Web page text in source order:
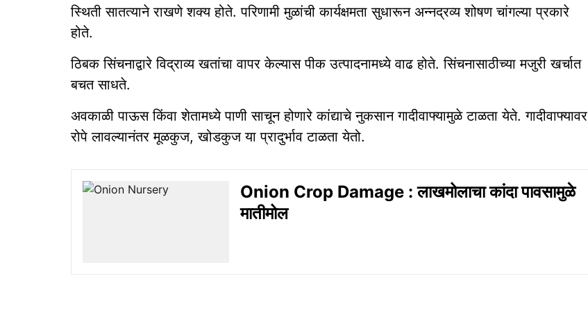
स्थिती सातत्याने राखणे शक्य होते. परिणामी मुळांची कार्यक्षमता सुधारून अन्नद्रव्य शोषण चांगल्या प्रकारे
होते.
ठिबक सिंचनाद्वारे विद्राव्य खतांचा वापर केल्यास पीक उत्पादनामध्ये वाढ होते. सिंचनासाठीच्या मजुरी खर्चात
बचत साधते.
अवकाळी पाऊस किंवा शेतामध्ये पाणी साचून होणारे कांद्याचे नुकसान गादीवाफ्यामुळे टाळता येते. गादीवाफ्यावर
रोपे लावल्यानंतर मूळकुज, खोडकुज या प्रादुर्भाव टाळता येतो.
Onion Crop Damage : लाखमोलाचा कांदा पावसामुळे
मातीमोल